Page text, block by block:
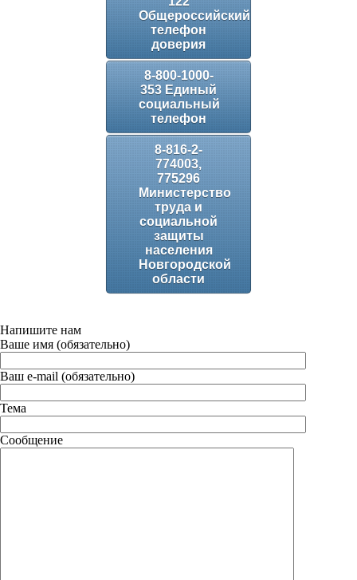
Общероссийский
телефон
доверия
8-800-1000-
353 Единый
социальный
телефон
8-816-2-
774003,
775296
Министерство
труда и
социальной
защиты
населения
Новгородской
области
Напишите нам
Ваше имя (обязательно)
Ваш e-mail (обязательно)
Тема
Сообщение